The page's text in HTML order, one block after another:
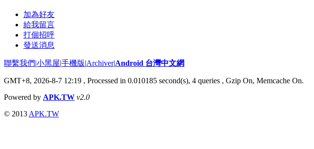
加為好友
給我留言
打個招呼
發送消息
聯繫我們|小黑屋|手機版|Archiver|Android 台灣中文網
GMT+8, 2026-8-7 12:19 , Processed in 0.010185 second(s), 4 queries , Gzip On, Memcache On.
Powered by APK.TW v2.0
© 2013 APK.TW